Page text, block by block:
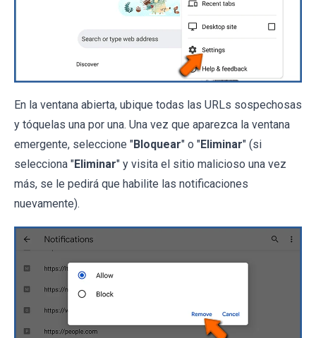
En la ventana abierta, ubique todas las URLs sospechosas
y tóquelas una por una. Una vez que aparezca la ventana
emergente, seleccione "Bloquear" o "Eliminar" (si
selecciona "Eliminar" y visita el sitio malicioso una vez
más, se le pedirá que habilite las notificaciones
nuevamente).